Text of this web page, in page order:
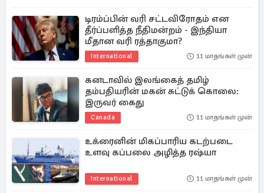
டிரம்ப்பின் வரி சட்டவிரோதம் என
தீர்ப்பளித்த நீதிமன்றம் - இந்தியா
மீதான வரி ரத்தாகுமா?
International 11 மாதங்கள் முன்
கனடாவில் இலங்கைத் தமிழ்
தம்பதியரின் மகன் சுட்டுக் கொலை:
இருவர் கைது
Canada 11 மாதங்கள் முன்
உக்ரைனின் மிகப்பாரிய கடற்படை
உளவு கப்பலை அழித்த ரஷ்யா
International 11 மாதங்கள் முன்